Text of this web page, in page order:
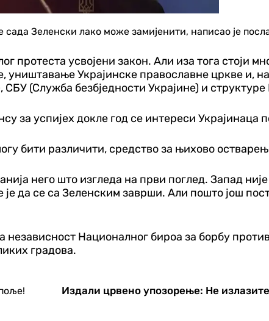
сада Зеленски лако може замијенити, написао је
протеста усвојени закон. Али иза тога стоји
уништавање Украјинске православне цркве и,
СБУ (Служба безбједности Украјине) и
за успијех докле год се интереси
бити различити, средство за њихово
него што изгледа на први поглед. Запад
је да се са Зеленским заврши. Али пошто још
независност Националног бироа за борбу
градова.
Издали црвено упозорење: Не